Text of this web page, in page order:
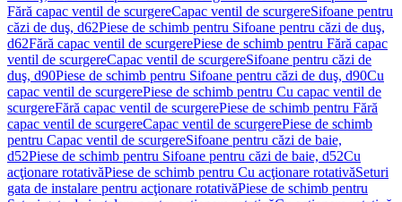
Fără capac ventil de scurgereCapac ventil de scurgereSifoane pentru
căzi de duş, d62Piese de schimb pentru Sifoane pentru căzi de duş,
d62Fără capac ventil de scurgerePiese de schimb pentru Fără capac
ventil de scurgereCapac ventil de scurgereSifoane pentru căzi de
duş, d90Piese de schimb pentru Sifoane pentru căzi de duş, d90Cu
capac ventil de scurgerePiese de schimb pentru Cu capac ventil de
scurgereFără capac ventil de scurgerePiese de schimb pentru Fără
capac ventil de scurgereCapac ventil de scurgerePiese de schimb
pentru Capac ventil de scurgereSifoane pentru căzi de baie,
d52Piese de schimb pentru Sifoane pentru căzi de baie, d52Cu
acţionare rotativăPiese de schimb pentru Cu acţionare rotativăSeturi
gata de instalare pentru acţionare rotativăPiese de schimb pentru